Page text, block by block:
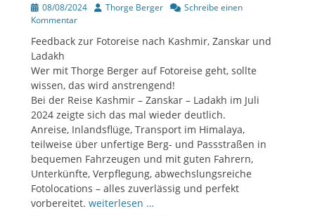
Veröffentlicht
am
08/08/2024 Author
Thorge Berger
Schreibe einen
Kommentar
Feedback zur Fotoreise nach Kashmir, Zanskar und
Ladakh
Wer mit Thorge Berger auf Fotoreise geht, sollte
wissen, das wird anstrengend!
Bei der Reise Kashmir – Zanskar – Ladakh im Juli
2024 zeigte sich das mal wieder deutlich.
Anreise, Inlandsflüge, Transport im Himalaya,
teilweise über unfertige Berg- und Passstraßen in
bequemen Fahrzeugen und mit guten Fahrern,
Unterkünfte, Verpflegung, abwechslungsreiche
Fotolocations – alles zuverlässig und perfekt
vorbereitet. weiterlesen …